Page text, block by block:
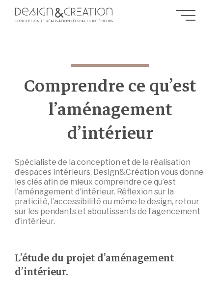
Comprendre ce qu’est
l’aménagement
d’intérieur
Spécialiste de la conception et de la réalisation
d’espaces intérieurs, Design&Création vous donne
les clés afin de mieux comprendre ce qu’est
l’aménagement d’intérieur. Réflexion sur la
praticité, l’accessibilité ou même le design, retour
sur les pendants et aboutissants de l’agencement
d’intérieur.
L’étude du projet d’aménagement
d’intérieur.